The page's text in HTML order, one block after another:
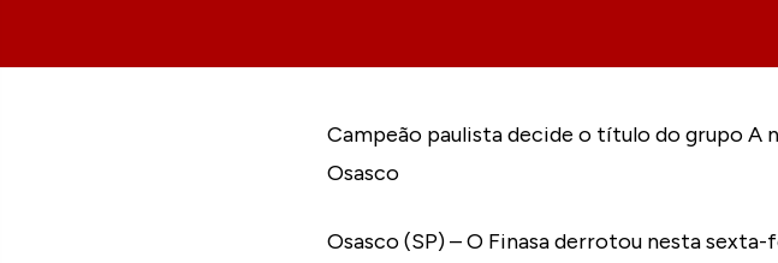
Campeão paulista decide o título do grupo A
Osasco
Osasco (SP) – O Finasa derrotou nesta